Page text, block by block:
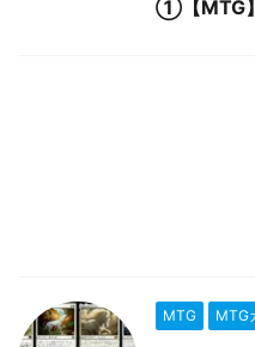
①【MTG】
MTG MTG